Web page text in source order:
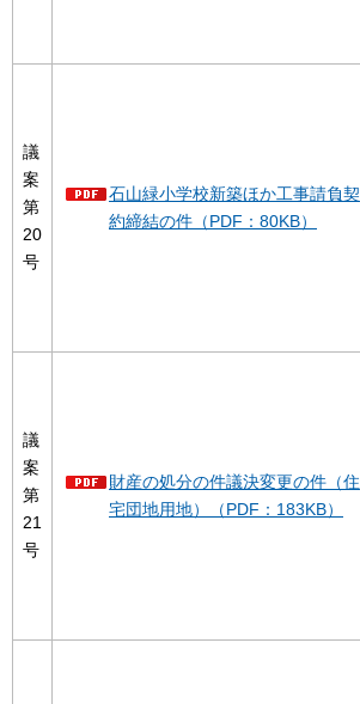
議
案
第
20
号
石山緑小学校新築ほか工事請負契
約締結の件（PDF：80KB）
議
案
第
21
号
財産の処分の件議決変更の件（住
宅団地用地）（PDF：183KB）